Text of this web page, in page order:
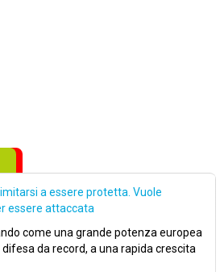
a essere protetta. Vuole
essere attaccata
come una grande potenza europea
da record, a una rapida crescita